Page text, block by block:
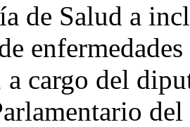
de Salud a
a cargo del